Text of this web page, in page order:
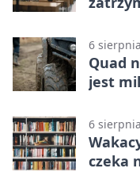
6
Quad
jest
6
czeka